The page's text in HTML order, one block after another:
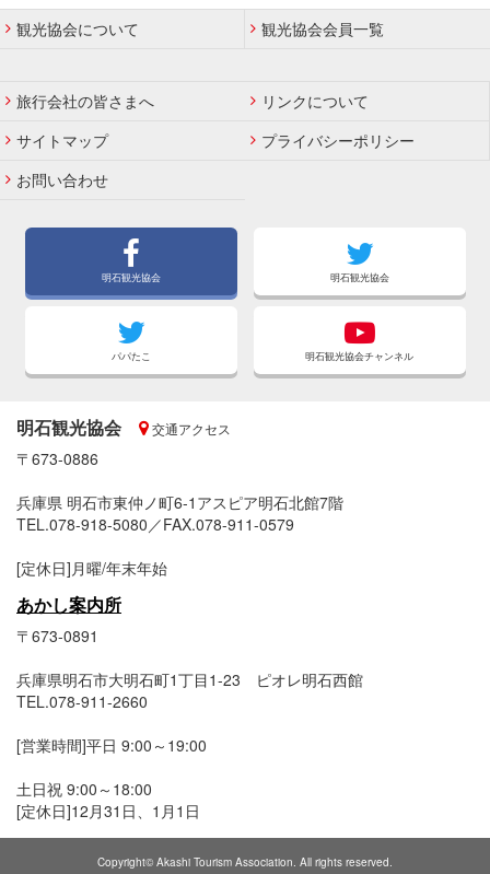
観光協会について 観光協会会員一覧
旅行会社の皆さまへ
リンクについて
サイトマップ
プライバシーポリシー
お問い合わせ
明石観光協会 明石観光協会
パパたこ 明石観光協会チャンネル
明石観光協会 交通アクセス
〒673-0886
兵庫県 明石市東仲ノ町6-1アスピア明石北館7階
TEL.078-918-5080／FAX.078-911-0579
[定休日]月曜/年末年始
あかし案内所
〒673-0891
兵庫県明石市大明石町1丁目1-23 ピオレ明石西館
TEL.078-911-2660
[営業時間]平日 9:00～19:00
土日祝 9:00～18:00
[定休日]12月31日、1月1日
Copyright© Akashi Tourism Association. All rights reserved.